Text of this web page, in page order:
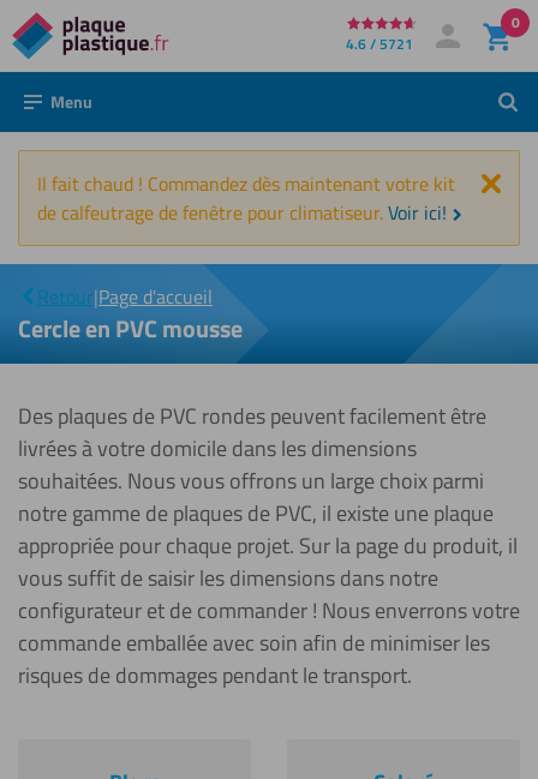
Directement
au
contenu
4.6 / 5721 Mon compte
Se connecter
0
Menu
Il fait chaud ! Commandez dès maintenant votre kit
de calfeutrage de fenêtre pour climatiseur.Voir ici!
Retour|Page d'accueil
en PVC
mousse
Cercle en PVC mousse
Des plaques de PVC rondes peuvent facilement être
livrées à votre domicile dans les dimensions
souhaitées. Nous vous offrons un large choix parmi
notre gamme de plaques de PVC, il existe une plaque
appropriée pour chaque projet. Sur la page du produit, il
vous suffit de saisir les dimensions dans notre
configurateur et de commander ! Nous enverrons votre
commande emballée avec soin afin de minimiser les
risques de dommages pendant le transport.